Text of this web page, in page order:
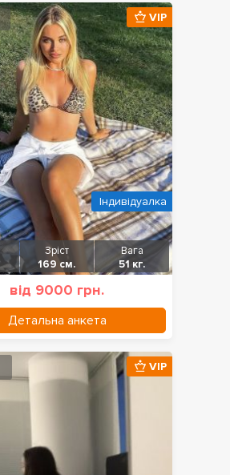
Зріст
169 см.
Вага
51 кг.
від 9000 грн.
Детальна анкета
VIP
Індивідуалка
VIP